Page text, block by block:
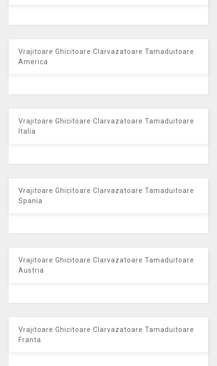
Vrajitoare Ghicitoare Clarvazatoare Tamaduitoare
America
Vrajitoare Ghicitoare Clarvazatoare Tamaduitoare
Italia
Vrajitoare Ghicitoare Clarvazatoare Tamaduitoare
Spania
Vrajitoare Ghicitoare Clarvazatoare Tamaduitoare
Austria
Vrajitoare Ghicitoare Clarvazatoare Tamaduitoare
Franta